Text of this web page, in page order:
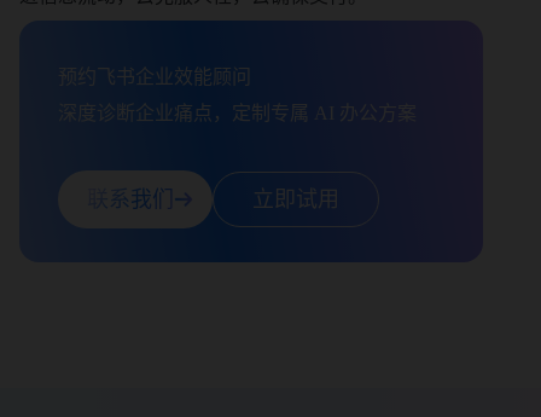
return
sage_template)
预约飞书企业效能顾问
深度诊断企业痛点，定制专属 AI 办公方案
联系我们 立即试用